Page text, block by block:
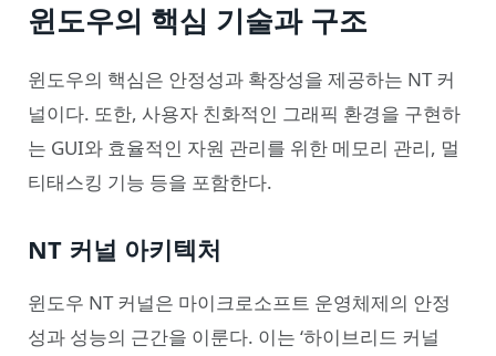
윈도우의 핵심 기술과 구조
윈도우의 핵심은 안정성과 확장성을 제공하는 NT 커
널이다. 또한, 사용자 친화적인 그래픽 환경을 구현하
는 GUI와 효율적인 자원 관리를 위한 메모리 관리, 멀
티태스킹 기능 등을 포함한다.
NT 커널 아키텍처
윈도우 NT 커널은 마이크로소프트 운영체제의 안정
성과 성능의 근간을 이룬다. 이는 ‘하이브리드 커널